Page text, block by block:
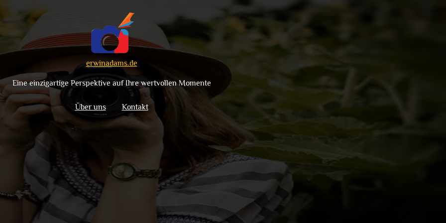
erwinadams.de
Eine einzigartige Perspektive auf Ihre wertvollen Momente
Über uns Kontakt